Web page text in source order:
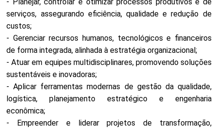
serviços, assegurando eficiência, qualidade e redução de
custos;
- Gerenciar recursos humanos, tecnológicos e financeiros
de forma integrada, alinhada à estratégia organizacional;
- Atuar em equipes multidisciplinares, promovendo soluções
sustentáveis e inovadoras;
- Aplicar ferramentas modernas de gestão da qualidade,
logística, planejamento estratégico e engenharia
econômica;
- Empreender e liderar projetos de transformação,